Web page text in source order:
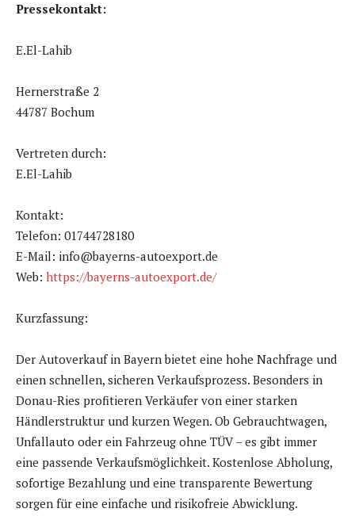
Pressekontakt:
E.El-Lahib
Hernerstraße 2
44787 Bochum
Vertreten durch:
E.El-Lahib
Kontakt:
Telefon: 01744728180
E-Mail: info@bayerns-autoexport.de
Web: https://bayerns-autoexport.de/
Kurzfassung:
Der Autoverkauf in Bayern bietet eine hohe Nachfrage und
einen schnellen, sicheren Verkaufsprozess. Besonders in
Donau-Ries profitieren Verkäufer von einer starken
Händlerstruktur und kurzen Wegen. Ob Gebrauchtwagen,
Unfallauto oder ein Fahrzeug ohne TÜV – es gibt immer
eine passende Verkaufsmöglichkeit. Kostenlose Abholung,
sofortige Bezahlung und eine transparente Bewertung
sorgen für eine einfache und risikofreie Abwicklung.